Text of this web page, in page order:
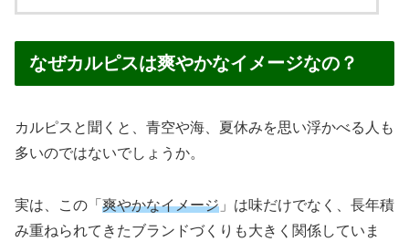
なぜカルピスは爽やかなイメージなの？
カルピスと聞くと、青空や海、夏休みを思い浮かべる人も
多いのではないでしょうか。
実は、この「 爽やかなイメージ 」は味だけでなく、長年積
み重ねられてきたブランドづくりも大きく関係していま